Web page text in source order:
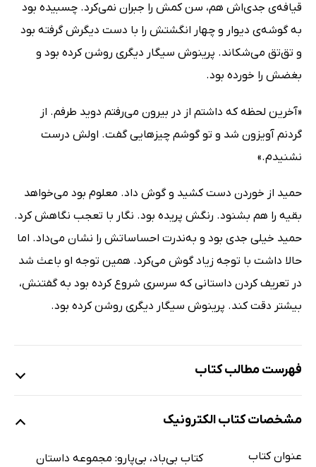
قیافه‌ی جدی‌اش هم، سن کمش را جبران نمی‌کرد. چسبیده بود
به گوشه‌ی دیوار و چهار انگشتش را با دست دیگرش گرفته بود
و تق‌تق می‌شکاند. پرینوش سیگار دیگری روشن کرده بود و
بغضش را خورده بود.
«آخرین لحظه که داشتم از در بیرون می‌رفتم دوید طرفم. از
گردنم آویزون شد و تو گوشم چیزهایی گفت. اولش درست
نشنیدم.»
حمید از خوردن دست کشید و گوش داد. معلوم بود می‌خواهد
بقیه را هم بشنود. رنگش پریده بود. نگار با تعجب نگاهش کرد.
حمید خیلی جدی بود و به‌ندرت احساساتش را نشان می‌داد. اما
حالا داشت با توجه زیاد گوش می‌کرد. همین توجه او باعث شد
در تعریف کردن داستانی که سرسری شروع کرده بود به گفتنش،
بیشتر دقت کند. پرینوش سیگار دیگری روشن کرده بود.
فهرست مطالب کتاب
بلوک‌های بتُنی
مشخصات کتاب الکترونیک
عنوان کتاب
کتاب بی‌باد، بی‌پارو: مجموعه داستان